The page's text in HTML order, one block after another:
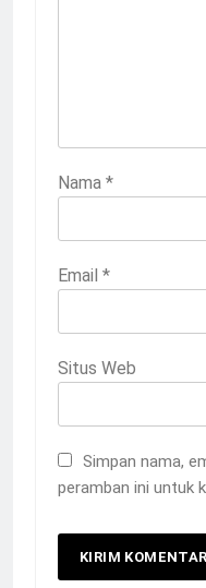
Nama *
Email *
Situs Web
Simpan nama,
peramban ini untuk